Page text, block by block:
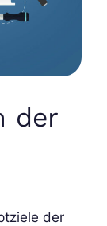
der
der